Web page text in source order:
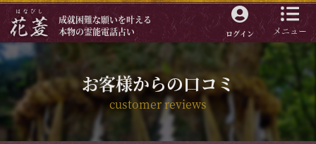
メニュー
成就困難な願いを叶える
本物の霊能電話占い
ログイン
お客様からの口コミ
customer reviews